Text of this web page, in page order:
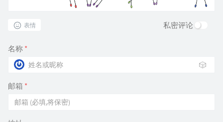
表情 私密评论
名称 *
🎲
邮箱 *